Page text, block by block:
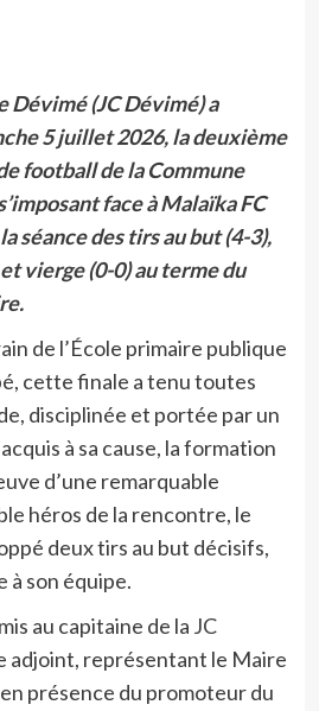
Dévimé (JC Dévimé) a
5 juillet 2026, la deuxième
football de la Commune
face à Malaïka FC
séance des tirs au but (4-3),
vierge (0-0) au terme du
de l’École primaire publique
cette finale a tenu toutes
disciplinée et portée par un
à sa cause, la formation
d’une remarquable
héros de la rencontre, le
deux tirs au but décisifs,
à son équipe.
au capitaine de la JC
adjoint, représentant le Maire
présence du promoteur du